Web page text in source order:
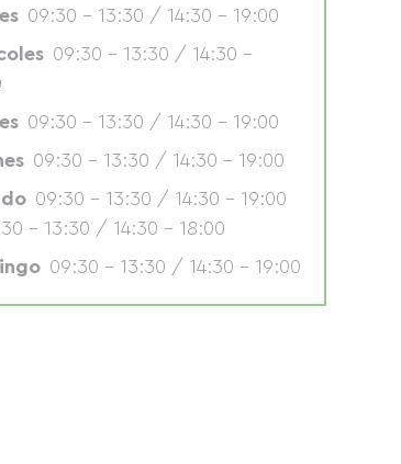
09:30 - 13:30 / 14:30 - 19:00
09:30 - 13:30 / 14:30 -
09:30 - 13:30 / 14:30 - 19:00
09:30 - 13:30 / 14:30 - 19:00
09:30 - 13:30 / 14:30 - 19:00
- 13:30 / 14:30 - 18:00
09:30 - 13:30 / 14:30 - 19:00